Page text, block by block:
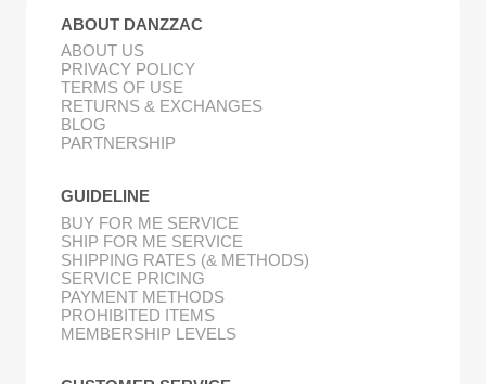
ABOUT DANZZAC
ABOUT US
PRIVACY POLICY
TERMS OF USE
RETURNS & EXCHANGES
BLOG
PARTNERSHIP
GUIDELINE
BUY FOR ME SERVICE
SHIP FOR ME SERVICE
SHIPPING RATES (& METHODS)
SERVICE PRICING
PAYMENT METHODS
PROHIBITED ITEMS
MEMBERSHIP LEVELS